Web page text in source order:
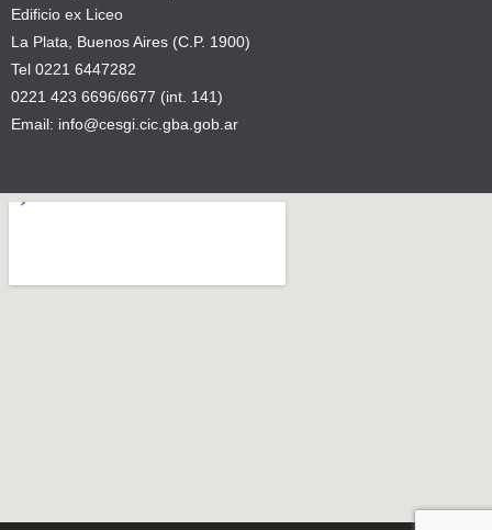
Edificio ex Liceo
La Plata, Buenos Aires (C.P. 1900)
Tel 0221 6447282
0221 423 6696/6677 (int. 141)
Email: info@cesgi.cic.gba.gob.ar